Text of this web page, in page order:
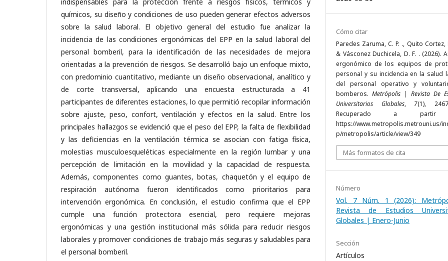
indispensables para la protección frente a riesgos físicos, térmicos y
químicos, su diseño y condiciones de uso pueden generar efectos adversos
sobre la salud laboral. El objetivo general del estudio fue analizar la
incidencia de las condiciones ergonómicas del EPP en la salud laboral del
personal bomberil, para la identificación de las necesidades de mejora
orientadas a la prevención de riesgos. Se desarrolló bajo un enfoque mixto,
con predominio cuantitativo, mediante un diseño observacional, analítico y
de corte transversal, aplicando una encuesta estructurada a 41
participantes de diferentes estaciones, lo que permitió recopilar información
sobre ajuste, peso, confort, ventilación y efectos en la salud. Entre los
principales hallazgos se evidenció que el peso del EPP, la falta de flexibilidad
y las deficiencias en la ventilación térmica se asocian con fatiga física,
molestias musculoesqueléticas especialmente en la región lumbar y una
percepción de limitación en la movilidad y la capacidad de respuesta.
Además, componentes como guantes, botas, chaquetón y el equipo de
respiración autónoma fueron identificados como prioritarios para
intervención ergonómica. En conclusión, el estudio confirma que el EPP
cumple una función protectora esencial, pero requiere mejoras
ergonómicas y una gestión institucional más sólida para reducir riesgos
laborales y promover condiciones de trabajo más seguras y saludables para
el personal bomberil.
Cómo citar
Paredes Zaruma, C. P. ., Quito Cortez,
& Vásconez Duchicela, D. F. . (2026).
ergonómico de los equipos de
personal y su incidencia en la salud
del personal operativo y
bomberos. Metrópolis | Revista De
Universitarios Globales, 7(1),
Recuperado a
https://www.metropolis.metrouni.us/
p/metropolis/article/view/349
Más formatos de cita
Número
Vol. 7 Núm. 1 (2026):
Revista de Estudios
Globales | Enero-Junio
Sección
Artículos